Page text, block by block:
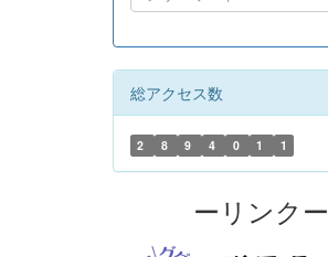
総アクセス数
2 8 9 4 0 1 1
ーリンクー